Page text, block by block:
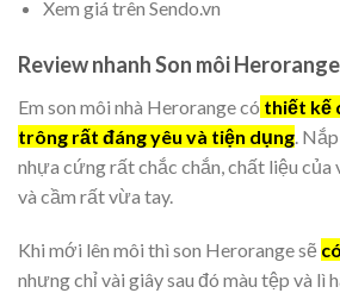
Xem giá trên Sendo.vn
Review nhanh Son môi Herorange
Em son môi nhà Herorange có thiết kế
trông rất đáng yêu và tiện dụng .
nhựa cứng rất chắc chắn, chất liệu của
và cầm rất vừa tay.
Khi mới lên môi thì son Herorange sẽ
nhưng chỉ vài giây sau đó màu tệp và lì